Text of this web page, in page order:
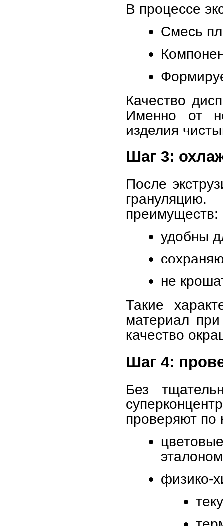
В процессе
Смесь
Качество
Именно от
изделия
Шаг 3:
После
преимуществ:
удобны
не
Такие
материал
качество
Шаг 4:
Без
проверяют по
физико-